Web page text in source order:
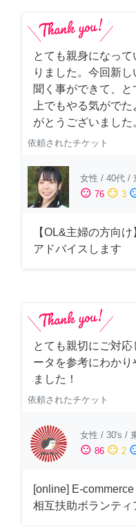
とても親身になっ
りました。今回新
聞く事ができて、
上でもやる気がで
がとうございました
依頼されたチケット
女性 / 40代 /
sentiment_satisfied 76 sentiment_neutral 3
【OL&主婦の方向
アドバイスします
とても親切にご対
ータを参考にわか
ました！
依頼されたチケット
女性 / 30's /
sentiment_satisfied 86 sentiment_neutral 2
[online] E-
相互扶助ボランティ